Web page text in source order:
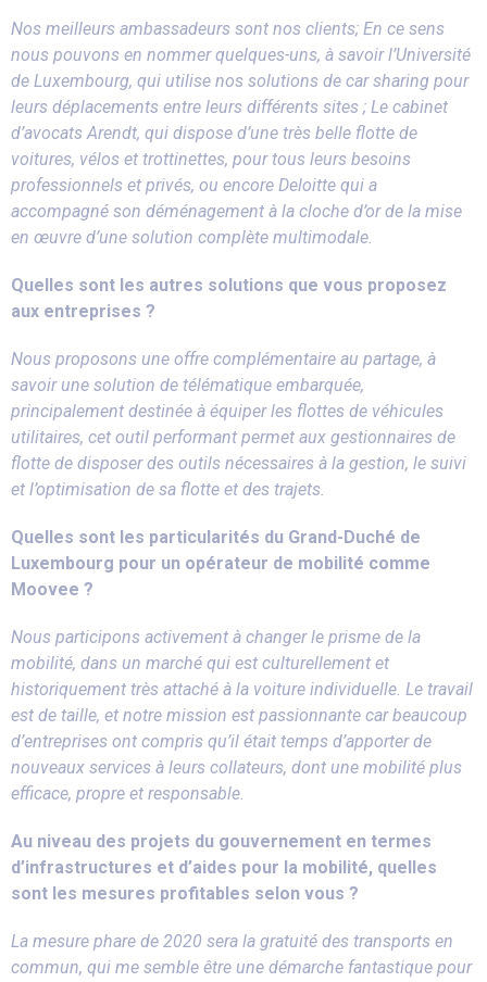
Nos meilleurs ambassadeurs sont nos clients; En ce sens
nous pouvons en nommer quelques-uns, à savoir l’Université
de Luxembourg, qui utilise nos solutions de car sharing pour
leurs déplacements entre leurs différents sites ; Le cabinet
d’avocats Arendt, qui dispose d’une très belle flotte de
voitures, vélos et trottinettes, pour tous leurs besoins
professionnels et privés, ou encore Deloitte qui a
accompagné son déménagement à la cloche d’or de la mise
en œuvre d’une solution complète multimodale.
Quelles sont les autres solutions que vous proposez
aux entreprises ?
Nous proposons une offre complémentaire au partage, à
savoir une solution de télématique embarquée,
principalement destinée à équiper les flottes de véhicules
utilitaires, cet outil performant permet aux gestionnaires de
flotte de disposer des outils nécessaires à la gestion, le suivi
et l’optimisation de sa flotte et des trajets.
Quelles sont les particularités du Grand-Duché de
Luxembourg pour un opérateur de mobilité comme
Moovee ?
Nous participons activement à changer le prisme de la
mobilité, dans un marché qui est culturellement et
historiquement très attaché à la voiture individuelle. Le travail
est de taille, et notre mission est passionnante car beaucoup
d’entreprises ont compris qu’il était temps d’apporter de
nouveaux services à leurs collateurs, dont une mobilité plus
efficace, propre et responsable.
Au niveau des projets du gouvernement en termes
d’infrastructures et d’aides pour la mobilité, quelles
sont les mesures profitables selon vous ?
La mesure phare de 2020 sera la gratuité des transports en
commun, qui me semble être une démarche fantastique pour